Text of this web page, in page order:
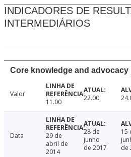
INDICADORES DE
INTERMEDIÁRIOS
Core knowledge and
Valor
11.00
22.00
Data
29 de
abril de
2014
28 de
junho
de 2017
15
de